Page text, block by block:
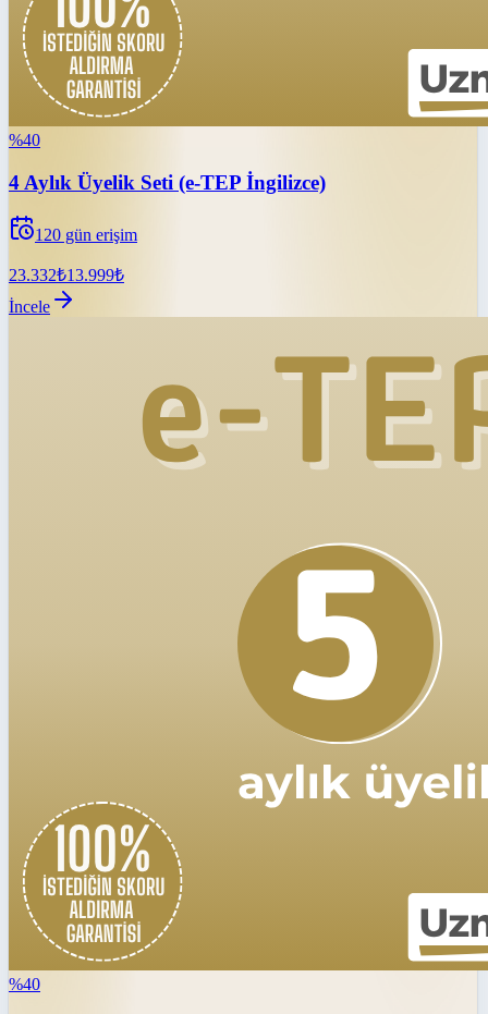
%40
4 Aylık Üyelik Seti (e-TEP İngilizce)
120 gün erişim
23.332₺13.999₺
İncele
%40